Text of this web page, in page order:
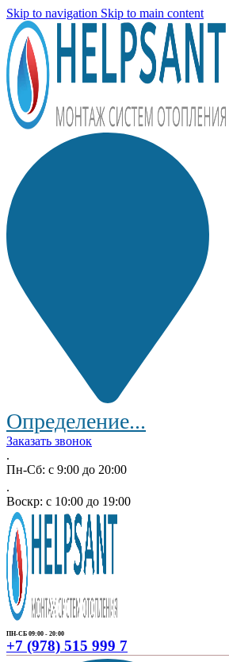
Skip to navigation Skip to main content
Определение...
Заказать звонок
.
Пн-Сб: с 9:00 до 20:00
.
Воскр: с 10:00 до 19:00
ПН-СБ 09:00 - 20:00
+7 (978) 515 999 7